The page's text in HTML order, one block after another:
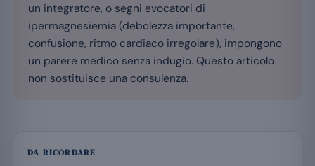
un integratore, o segni evocatori di
ipermagnesiemia (debolezza importante,
confusione, ritmo cardiaco irregolare), impongono
un parere medico senza indugio. Questo articolo
non sostituisce una consulenza.
DA RICORDARE